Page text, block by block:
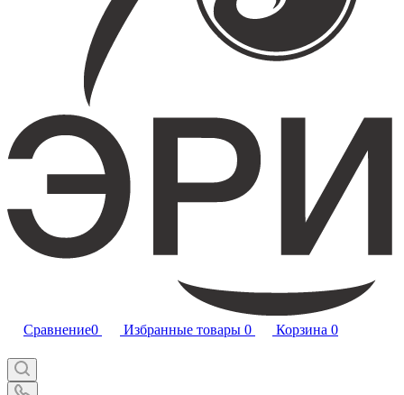
Сравнение0 Избранные товары 0 Корзина 0